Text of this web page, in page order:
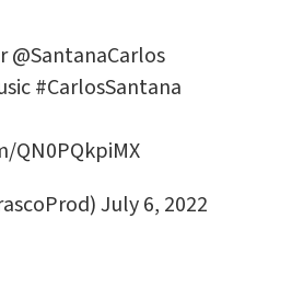
@SantanaCarlos
#CarlosSantana
QN0PQkpiMX
July 6, 2022